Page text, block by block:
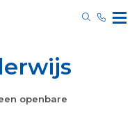
openbare